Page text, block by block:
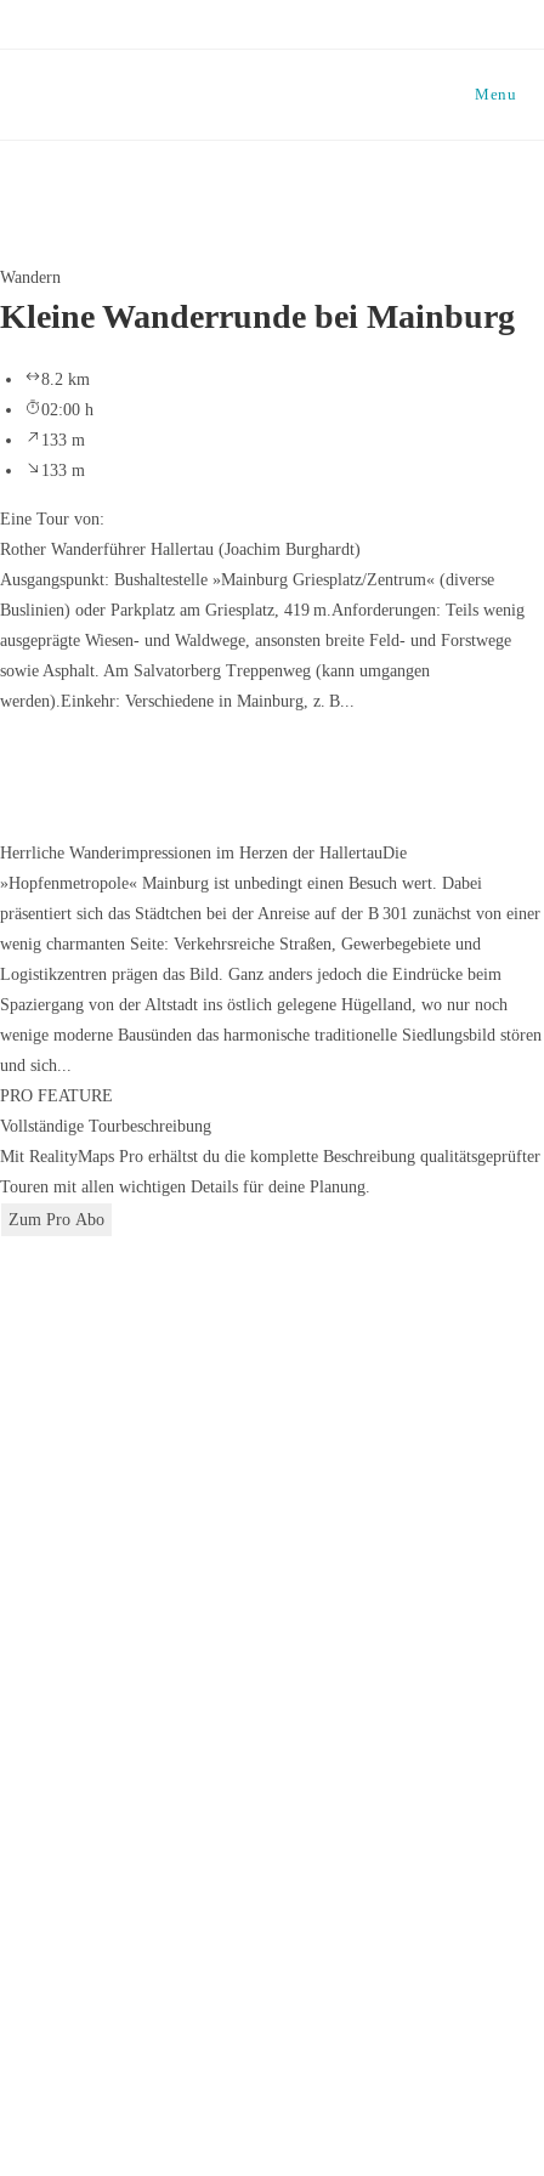
Menu
Wandern
Kleine Wanderrunde bei Mainburg
8.2 km
02:00 h
133 m
133 m
Eine Tour von:
Rother Wanderführer Hallertau (Joachim Burghardt)
Ausgangspunkt: Bushaltestelle »Mainburg Griesplatz/Zentrum« (diverse
Buslinien) oder Parkplatz am Griesplatz, 419 m.Anforderungen: Teils wenig
ausgeprägte Wiesen- und Waldwege, ansonsten breite Feld- und Forstwege
sowie Asphalt. Am Salvatorberg Treppenweg (kann umgangen
werden).Einkehr: Verschiedene in Mainburg, z. B...
Herrliche Wanderimpressionen im Herzen der HallertauDie
»Hopfenmetropole« Mainburg ist unbedingt einen Besuch wert. Dabei
präsentiert sich das Städtchen bei der Anreise auf der B 301 zunächst von einer
wenig charmanten Seite: Verkehrsreiche Straßen, Gewerbegebiete und
Logistikzentren prägen das Bild. Ganz anders jedoch die Eindrücke beim
Spaziergang von der Altstadt ins östlich gelegene Hügelland, wo nur noch
wenige moderne Bausünden das harmonische traditionelle Siedlungsbild stören
und sich...
PRO FEATURE
Vollständige Tourbeschreibung
Mit RealityMaps Pro erhältst du die komplette Beschreibung qualitätsgeprüfter
Touren mit allen wichtigen Details für deine Planung.
Zum Pro Abo